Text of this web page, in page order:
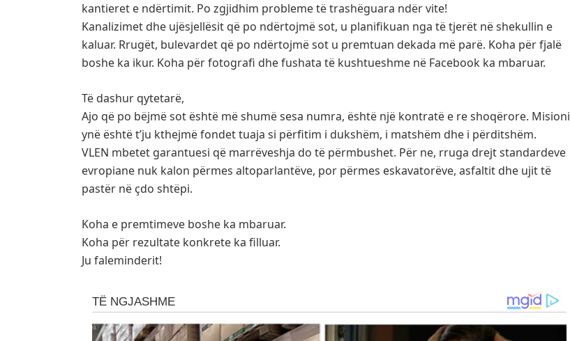
kantieret e ndërtimit. Po zgjidhim probleme të trashëguara ndër vite!
Kanalizimet dhe ujësjellësit që po ndërtojmë sot, u planifikuan nga të tjerët në shekullin e
kaluar. Rrugët, bulevardet që po ndërtojmë sot u premtuan dekada më parë. Koha për fjalë
boshe ka ikur. Koha për fotografi dhe fushata të kushtueshme në Facebook ka mbaruar.
Të dashur qytetarë,
Ajo që po bëjmë sot është më shumë sesa numra, është një kontratë e re shoqërore. Misioni
ynë është t’ju kthejmë fondet tuaja si përfitim i dukshëm, i matshëm dhe i përditshëm.
VLEN mbetet garantuesi që marrëveshja do të përmbushet. Për ne, rruga drejt standardeve
evropiane nuk kalon përmes altoparlantëve, por përmes eskavatorëve, asfaltit dhe ujit të
pastër në çdo shtëpi.
Koha e premtimeve boshe ka mbaruar.
Koha për rezultate konkrete ka filluar.
Ju faleminderit!